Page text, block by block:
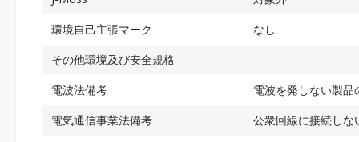
環境自己主張マーク
なし
その他環境及び安全規格
電波法備考
電波を発しない製品
電気通信事業法備考
公衆回線に接続しな